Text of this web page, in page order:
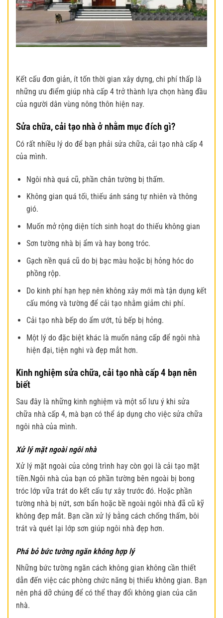
Kết cấu đơn giản, ít tốn thời gian xây dựng, chi phí thấp là
những ưu điểm giúp nhà cấp 4 trở thành lựa chọn hàng đầu
của người dân vùng nông thôn hiện nay.
Sửa chữa, cải tạo nhà ở nhằm mục đích gì?
Có rất nhiều lý do để bạn phải sửa chữa, cải tạo nhà cấp 4
của mình.
Ngôi nhà quá cũ, phần chân tường bị thấm.
Không gian quá tối, thiếu ánh sáng tự nhiên và thông
gió.
Muốn mở rộng diện tích sinh hoạt do thiếu không gian
Sơn tường nhà bị ẩm và hay bong tróc.
Gạch nền quá cũ do bị bạc màu hoặc bị hỏng hóc do
phồng rộp.
Do kinh phí hạn hẹp nên không xây mới mà tận dụng kết
cấu móng và tường để cải tạo nhằm giảm chi phí.
Cải tạo nhà bếp do ẩm ướt, tủ bếp bị hỏng.
Một lý do đặc biệt khác là muốn nâng cấp để ngôi nhà
hiện đại, tiện nghi và đẹp mắt hơn.
Kinh nghiệm sửa chữa, cải tạo nhà cấp 4 bạn nên
biết
Sau đây là những kinh nghiệm và một số lưu ý khi sửa
chữa nhà cấp 4, mà bạn có thể áp dụng cho việc sửa chữa
ngôi nhà của mình.
Xử lý mặt ngoài ngôi nhà
Xử lý mặt ngoài của công trình hay còn gọi là cải tạo mặt
tiền.Ngôi nhà của bạn có phần tường bên ngoài bị bong
tróc lớp vữa trát do kết cấu tự xây trước đó. Hoặc phần
tường nhà bị nứt, sơn bẩn hoặc bề ngoài ngôi nhà đã cũ kỹ
không đẹp mắt. Bạn cần xử lý bằng cách chống thấm, bôi
trát và quét lại lớp sơn giúp ngôi nhà đẹp hơn.
Phá bỏ bức tường ngăn không hợp lý
Những bức tường ngăn cách không gian không cần thiết
dẫn đến việc các phòng chức năng bị thiếu không gian. Bạn
nên phá dỡ chúng để có thể thay đổi không gian của căn
nhà.